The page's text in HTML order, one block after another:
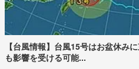
【台風情報】台風15号はお盆休
も影響を受ける可能...